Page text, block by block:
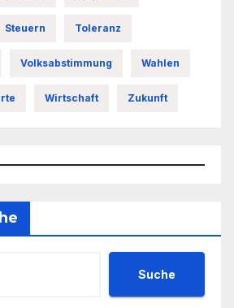
Steuern Toleranz
Volksabstimmung Wahlen
Wirtschaft Zukunft
Suche